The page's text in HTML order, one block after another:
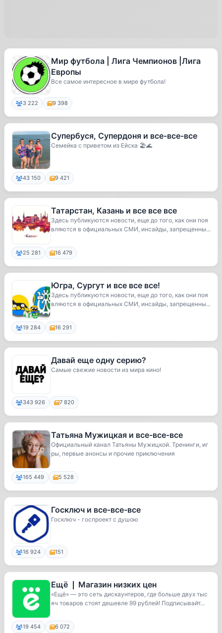
Мир футбола | Лига Чемпионов |Лига
Европы
Все самое интересное в мире футбола!
3 222 9 398
Супербуся, Супердоня и все-все-все
Семейка с приветом из Ейска 🏖️🌊
43 150 9 421
Татарстан, Казань и все все все
Здесь публикуются новости, еще до того, как они поя
вляются в официальных СМИ, инсайды, запрещенны...
25 281 16 479
Югра, Сургут и все все все!
Здесь публикуются новости, еще до того, как они поя
вляются в официальных СМИ, инсайды, запрещенны...
19 284 16 291
Давай еще одну серию?
Самые свежие новости из мира кино!
343 926 7 820
Татьяна Мужицкая и все-все-все
Официальный канал Татьяны Мужицкой. Тренинги, иг
ры, первые анонсы и прочие приключения
165 449 5 528
Госключ и все-все-все
Госключ - госпроект с душою
16 924 151
Ещё ❘ Магазин низких цен
«Ещё» — это сеть дискаунтеров, где больше двух тыс
яч товаров стоят дешевле 99 рублей! Подписывайт...
19 454 6 072